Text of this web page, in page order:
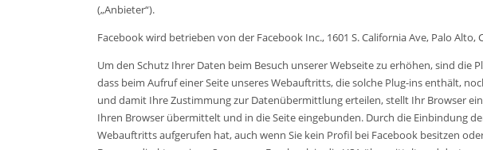
(„Anbieter“).
Facebook wird betrieben von der Facebook Inc., 1601 S. California Ave, Palo Alto,
Um den Schutz Ihrer Daten beim Besuch unserer Webseite zu erhöhen, sind die
dass beim Aufruf einer Seite unseres Webauftritts, die solche Plug-ins enthält,
und damit Ihre Zustimmung zur Datenübermittlung erteilen, stellt Ihr Browser
Ihren Browser übermittelt und in die Seite eingebunden. Durch die Einbindung
Webauftritts aufgerufen hat, auch wenn Sie kein Profil bei Facebook besitzen